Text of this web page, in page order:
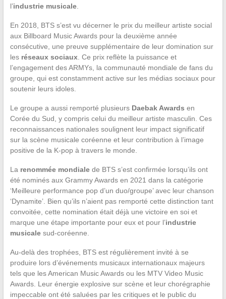
l’industrie musicale.
En 2018, BTS s’est vu décerner le prix du meilleur artiste social
aux Billboard Music Awards pour la deuxième année
consécutive, une preuve supplémentaire de leur domination sur
les réseaux sociaux. Ce prix reflète la puissance et
l’engagement des ARMYs, la communauté mondiale de fans du
groupe, qui est constamment active sur les médias sociaux pour
soutenir leurs idoles.
Le groupe a aussi remporté plusieurs Daebak Awards en
Corée du Sud, y compris celui du meilleur artiste masculin. Ces
reconnaissances nationales soulignent leur impact significatif
sur la scène musicale coréenne et leur contribution à l’image
positive de la K-pop à travers le monde.
La renommée mondialede BTS s’est confirmée lorsqu’ils ont
été nominés aux Grammy Awards en 2021 dans la catégorie
‘Meilleure performance pop d’un duo/groupe’ avec leur chanson
‘Dynamite’. Bien qu’ils n’aient pas remporté cette distinction tant
convoitée, cette nomination était déjà une victoire en soi et
marque une étape importante pour eux et pour l’industrie
musicalesud-coréenne.
Au-delà des trophées, BTS est régulièrement invité à se
produire lors d’événements musicaux internationaux majeurs
tels que les American Music Awards ou les MTV Video Music
Awards. Leur énergie explosive sur scène et leur chorégraphie
impeccable ont été saluées par les critiques et le public du